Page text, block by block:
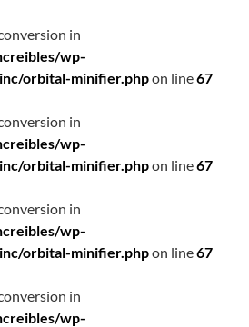
in
wp-
orbital-minifier.phpon line67
in
wp-
orbital-minifier.phpon line67
in
wp-
orbital-minifier.phpon line67
in
wp-